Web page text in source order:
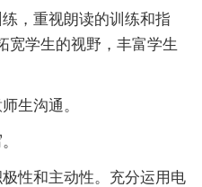
，重视朗读的训练和指
宽学生的视野，丰富学生
生沟通。
性和主动性。充分运用电